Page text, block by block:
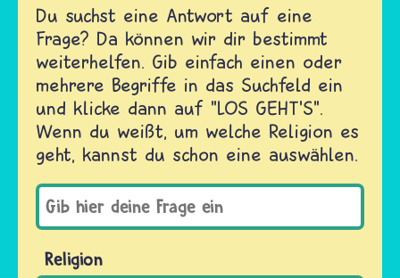
Du suchst eine Antwort auf eine
Frage? Da können wir dir bestimmt
weiterhelfen. Gib einfach einen oder
mehrere Begriffe in das Suchfeld ein
und klicke dann auf "LOS GEHT'S".
Wenn du weißt, um welche Religion es
geht, kannst du schon eine auswählen.
Religion